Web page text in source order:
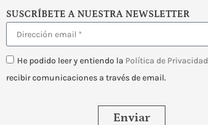
SUSCRÍBETE A NUESTRA NEWSLETTER
He podido leer y entiendo la Política de Privacidad
recibir comunicaciones a través de email.
Enviar